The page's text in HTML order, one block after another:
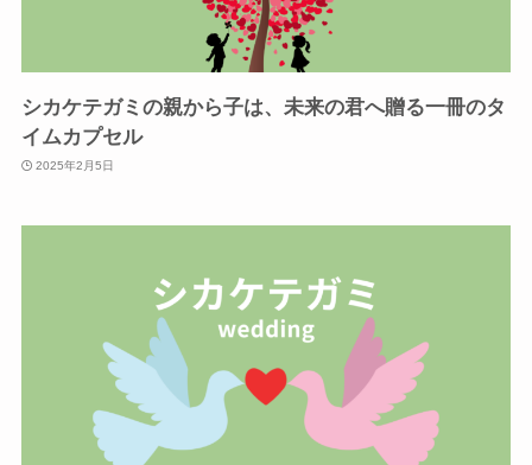
シカケテガミの親から子は、未来の君へ贈る一冊のタ
イムカプセル
2025年2月5日